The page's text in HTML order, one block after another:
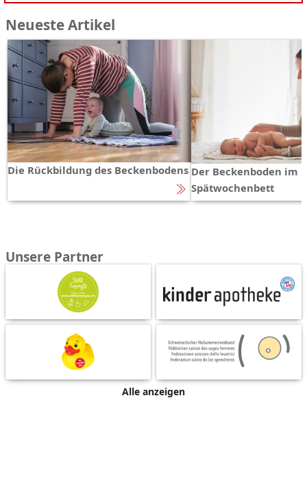
Neueste Artikel
Die Rückbildung des Beckenbodens Der Beckenboden im
Spätwochenbett
Unsere Partner
Alle anzeigen